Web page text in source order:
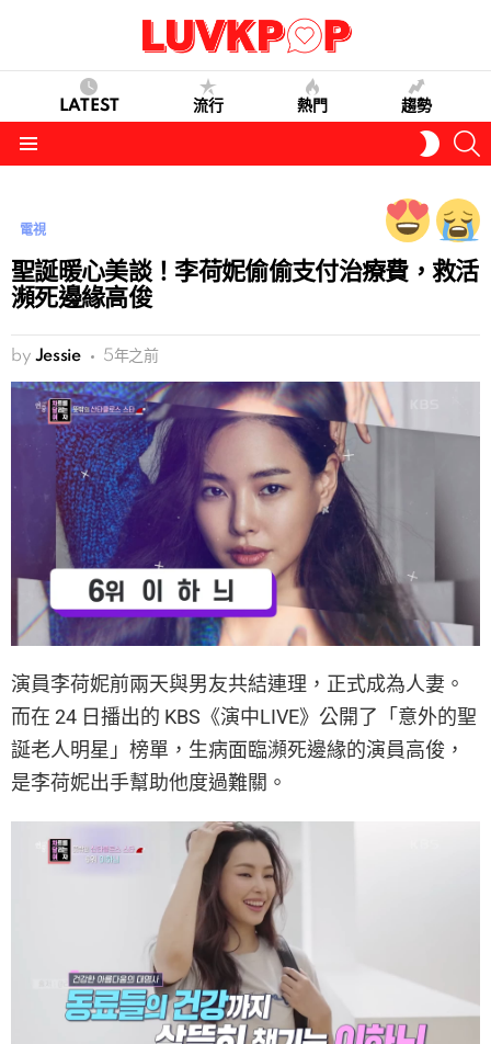
LATEST 流行 熱門 趨勢
SKIN
電視
聖誕暖心美談！李荷妮偷偷支付治療費，救活
瀕死邊緣高俊
by Jessie 5年之前
演員李荷妮前兩天與男友共結連理，正式成為人妻。
而在 24 日播出的 KBS《演中LIVE》公開了「意外的聖
誕老人明星」榜單，生病面臨瀕死邊緣的演員高俊，
是李荷妮出手幫助他度過難關。